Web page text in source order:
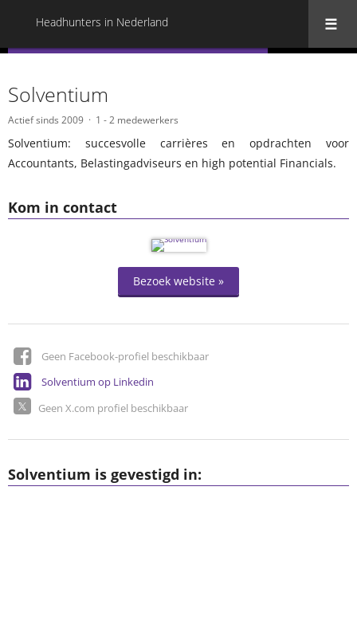
Headhunters in Nederland
Kom in contact
Bezoek website »
Geen Facebook-profiel beschikbaar
Solventium op Linkedin
Geen X.com profiel beschikbaar
Solventium
Actief sinds 2009 1 - 2 medewerkers
Solventium: succesvolle carrières en opdrachten voor
Accountants, Belastingadviseurs en high potential Financials.
Solventium is gevestigd in: